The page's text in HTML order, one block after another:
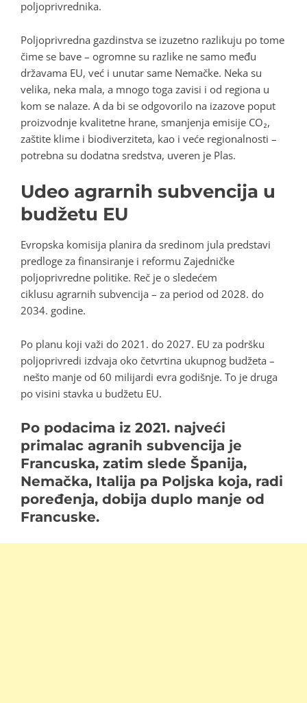
poljoprivrednika.
Poljoprivredna gazdinstva se izuzetno razlikuju po tome
čime se bave – ogromne su razlike ne samo među
državama EU, već i unutar same Nemačke. Neka su
velika, neka mala, a mnogo toga zavisi i od regiona u
kom se nalaze. A da bi se odgovorilo na izazove poput
proizvodnje kvalitetne hrane, smanjenja emisije CO₂,
zaštite klime i biodiverziteta, kao i veće regionalnosti –
potrebna su dodatna sredstva, uveren je Plas.
Udeo agrarnih subvencija u
budžetu EU
Evropska komisija planira da sredinom jula predstavi
predloge za finansiranje i reformu Zajedničke
poljoprivredne politike. Reč je o sledećem
ciklusu agrarnih subvencija – za period od 2028. do
2034. godine.
Po planu koji važi do 2021. do 2027. EU za podršku
poljoprivredi izdvaja oko četvrtina ukupnog budžeta –
nešto manje od 60 milijardi evra godišnje. To je druga
po visini stavka u budžetu EU.
Po podacima iz 2021. najveći
primalac agranih subvencija je
Francuska, zatim slede Španija,
Nemačka, Italija pa Poljska koja, radi
poređenja, dobija duplo manje od
Francuske.